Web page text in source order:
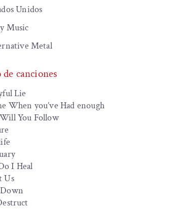
Unidos
Music
Metal
canciones
Lie
When you’ve Had enough
You Follow
I Heal
Us